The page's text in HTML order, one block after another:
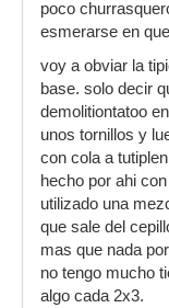
poco
esmerarse en
voy a obviar la
base. solo decir
demolitiontatoo
unos tornillos y
con cola a
hecho por ahi
utilizado una
que sale del
mas que nada
no tengo mucho
algo cada 2x3.